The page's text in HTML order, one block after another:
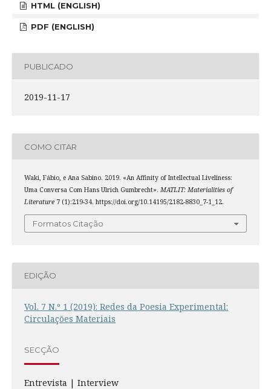
HTML (ENGLISH)
PDF (ENGLISH)
PUBLICADO
2019-11-17
COMO CITAR
Waki, Fábio, e Ana Sabino. 2019. «An Affinity of Intellectual Liveliness:
Uma Conversa Com Hans Ulrich Gumbrecht». MATLIT: Materialities of
Literature7 (1):219-34. https://doi.org/10.14195/2182-8830_7-1_12.
Formatos Citação
EDIÇÃO
Vol. 7 N.º 1 (2019): Redes da Poesia Experimental:
Circulações Materiais
SECÇÃO
Entrevista | Interview